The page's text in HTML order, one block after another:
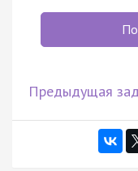
Предыдущая